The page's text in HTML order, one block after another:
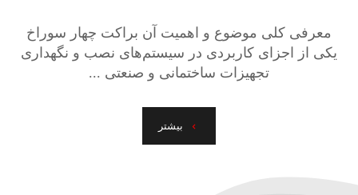
معرفی کلی موضوع و اهمیت آن براکت چهار سوراخ
یکی از اجزای کاربردی در سیستم‌های نصب و نگهداری
تجهیزات ساختمانی و صنعتی ...
بیشتر